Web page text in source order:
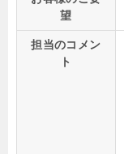
望
担当のコメン
ト